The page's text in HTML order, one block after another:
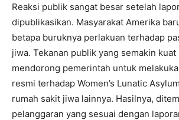
Reaksi publik sangat besar setelah
dipublikasikan. Masyarakat Amerika
betapa buruknya perlakuan terhadap
jiwa. Tekanan publik yang semakin kuat
mendorong pemerintah untuk
resmi terhadap Women’s Lunatic
rumah sakit jiwa lainnya. Hasilnya,
pelanggaran yang sesuai dengan